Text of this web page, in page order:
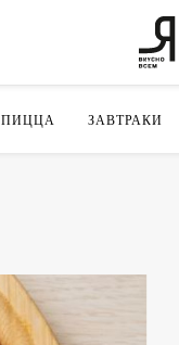
ПИЦЦА ЗАВТРАКИ